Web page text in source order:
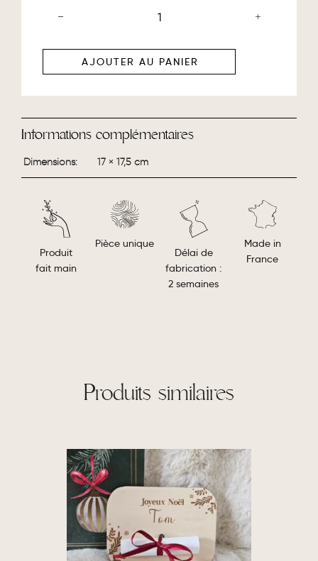
AJOUTER AU PANIER
Informations complémentaires
Dimensions 17 × 17,5 cm
Produit
fait main
Pièce unique
Délai de
fabrication :
2 semaines
Made in
France
Produits similaires